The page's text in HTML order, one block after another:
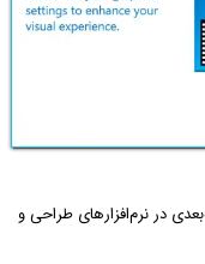
در نرم‌افزارهای طراحی و